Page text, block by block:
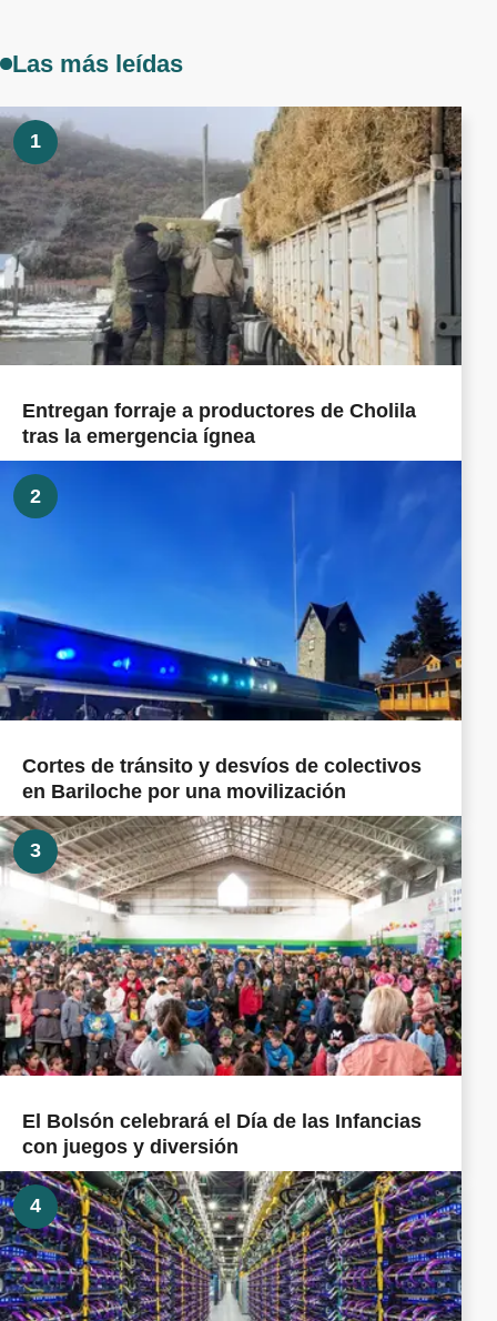
Las más leídas
1
Entregan forraje a productores de Cholila
tras la emergencia ígnea
2
Cortes de tránsito y desvíos de colectivos
en Bariloche por una movilización
3
El Bolsón celebrará el Día de las Infancias
con juegos y diversión
4